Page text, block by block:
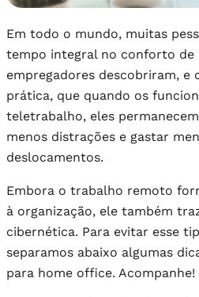
Em todo o mundo, muitas
tempo integral no conforto de
empregadores descobriram, e
prática, que quando os
teletrabalho, eles
menos distrações e gastar
deslocamentos.
Embora o trabalho remoto
à organização, ele também
cibernética. Para evitar esse
separamos abaixo algumas
para home office. Acompanhe!